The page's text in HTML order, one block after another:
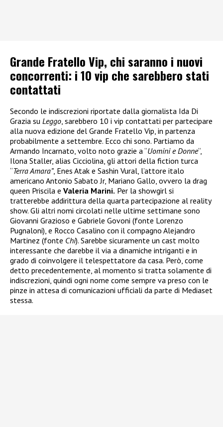
Grande Fratello Vip, chi saranno i nuovi
concorrenti: i 10 vip che sarebbero stati
contattati
Secondo le indiscrezioni riportate dalla giornalista Ida Di
Grazia su Leggo , sarebbero 10 i vip contattati per partecipare
alla nuova edizione del Grande Fratello Vip, in partenza
probabilmente a settembre. Ecco chi sono. Partiamo da
Armando Incarnato, volto noto grazie a “Uomini e Donne“,
Ilona Staller, alias Cicciolina, gli attori della fiction turca
“Terra Amara”, Enes Atak e Sashin Vural, l’attore italo
americano Antonio Sabato Jr, Mariano Gallo, ovvero la drag
queen Priscila e Valeria Marini. Per la showgirl si
tratterebbe addirittura della quarta partecipazione al reality
show. Gli altri nomi circolati nelle ultime settimane sono
Giovanni Grazioso e Gabriele Govoni (fonte Lorenzo
Pugnaloni), e Rocco Casalino con il compagno Alejandro
Martinez (fonte Chi). Sarebbe sicuramente un cast molto
interessante che darebbe il via a dinamiche intriganti e in
grado di coinvolgere il telespettatore da casa. Però, come
detto precedentemente, al momento si tratta solamente di
indiscrezioni, quindi ogni nome come sempre va preso con le
pinze in attesa di comunicazioni ufficiali da parte di Mediaset
stessa.